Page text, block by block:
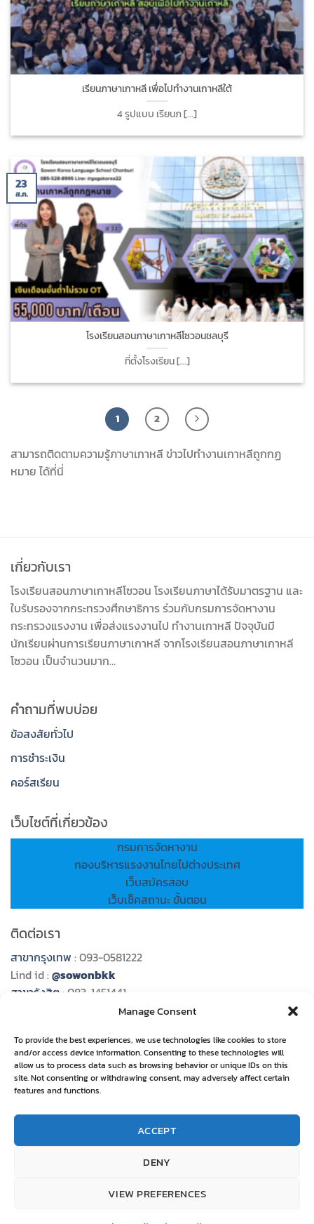
Manage Consent
To provide the best experiences, we use technologies like cookies to store
and/or access device information. Consenting to these technologies will
allow us to process data such as browsing behavior or unique IDs on this
site. Not consenting or withdrawing consent, may adversely affect certain
features and functions.
ACCEPT
DENY
VIEW PREFERENCES
เรียนภาษาเกาหลี เพื่อไปทำงานเกาหลีใต้
4 รูปแบบ เรียนภ [...]
โรงเรียนสอนภาษาเกาหลีโซวอนชลบุรี
ที่ตั้งโรงเรียน [...]
23
ส.ค.
1 2
สามารถติดตามความรู้ภาษาเกาหลี ข่าวไปทำงานเกาหลีถูกกฏ
หมาย ได้ที่นี่
เกี่ยวกับเรา
โรงเรียนสอนภาษาเกาหลีโซวอน โรงเรียนภาษาได้รับมาตรฐาน และ
ใบรับรองจากกระทรวงศึกษาธิการ ร่วมกับกรมการจัดหางาน
กระทรวงแรงงาน เพื่อส่งแรงงานไป ทำงานเกาหลี ปัจจุบันมี
นักเรียนผ่านการเรียนภาษาเกาหลี จากโรงเรียนสอนภาษาเกาหลี
โซวอน เป็นจำนวนมาก…
คำถามที่พบบ่อย
ข้อสงสัยทั่วไป
การชำระเงิน
คอร์สเรียน
เว็บไซต์ที่เกี่ยวข้อง
กรมการจัดหางาน
กองบริหารแรงงานไทยไปต่างประเทศ
เว็บสมัครสอบ
เว็บเช็คสถานะ ขั้นตอน
ติดต่อเรา
สาขากรุงเทพ : 093-0581222
Lind id : @sowonbkk
สาขารังสิต: 083-1451441
Line id :@sowonrayong
สาขาอุบลราชธานี: 082-2658777
Line id :@sowonubon
สาขาชลบุรี: 085-5288995
Line id :@sowon789
: 081-9379693
Line id :@goline111